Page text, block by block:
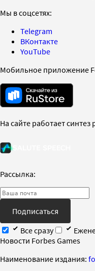
Мы в соцсетях:
Telegram
ВКонтакте
YouTube
Мобильное приложение
На сайте работает синтез
Рассылка:
Подписаться
Все сразу
Новости Forbes Games
Наименование издания: